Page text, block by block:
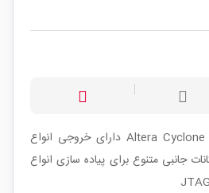
برد آموزشی حرفه ای Altera Cyclone IV دارای خروجی انواع
جانبی متنوع برای پیاده سازی انواع